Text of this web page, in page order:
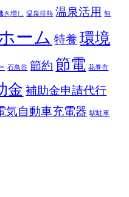
き増し 温泉排熱 温泉活用 無
ーム 特養 環境
石鳥谷 節約 節電 花巻市
金 補助金申請代行
気自動車充電器 駅駐車